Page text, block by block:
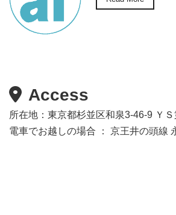
Access
所在地：東京都杉並区和泉3-46-9 Ｙ
電車でお越しの場合 ： 京王井の頭線